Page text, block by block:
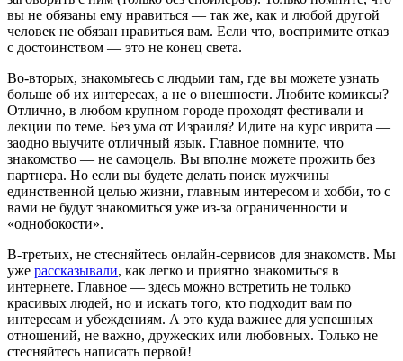
вы не обязаны ему нравиться — так же, как и любой другой
человек не обязан нравиться вам. Если что, воспримите отказ
с достоинством — это не конец света.
Во-вторых, знакомьтесь с людьми там, где вы можете узнать
больше об их интересах, а не о внешности. Любите комиксы?
Отлично, в любом крупном городе проходят фестивали и
лекции по теме. Без ума от Израиля? Идите на курс иврита —
заодно выучите отличный язык. Главное помните, что
знакомство — не самоцель. Вы вполне можете прожить без
партнера. Но если вы будете делать поиск мужчины
единственной целью жизни, главным интересом и хобби, то с
вами не будут знакомиться уже из-за ограниченности и
«однобокости».
В-третьих, не стесняйтесь онлайн-сервисов для знакомств. Мы
уже рассказывали, как легко и приятно знакомиться в
интернете. Главное — здесь можно встретить не только
красивых людей, но и искать того, кто подходит вам по
интересам и убеждениям. А это куда важнее для успешных
отношений, не важно, дружеских или любовных. Только не
стесняйтесь написать первой!